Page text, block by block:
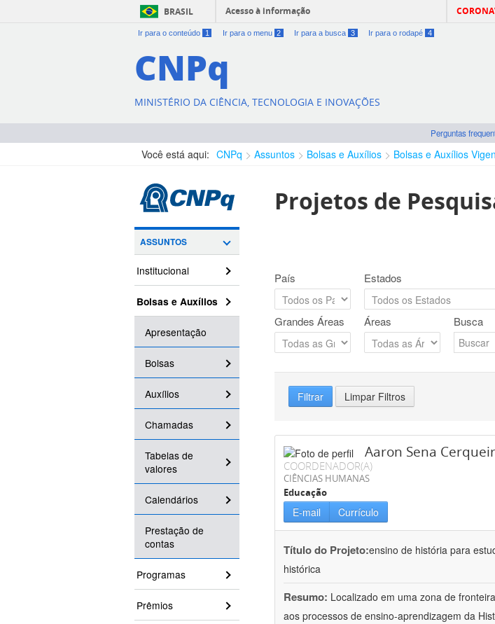
BRASIL Acesso à informação
Ir para o conteúdo 1 Ir para o menu 2 Ir para a busca 3 Ir para o rodapé 4
CNPq
MINISTÉRIO DA CIÊNCIA, TECNOLOGIA E INOVAÇÕES
Perguntas
Você está aqui: CNPq Assuntos Bolsas e Auxílios Bolsas e Auxílios
ASSUNTOS
Institucional
Bolsas e Auxílios
Apresentação
Bolsas
Auxílios
Chamadas
Tabelas de
valores
Calendários
Prestação de
contas
Programas
Prêmios
Projetos de
País Estados
Grandes Áreas Áreas Busca
Filtrar Limpar Filtros
Aaron Sena
COORDENADOR(A)
CIÊNCIAS HUMANAS
Educação
E-mail Currículo
Título do Projeto:ensino de história para
histórica
Resumo: Localizado em uma zona de
aos processos de ensino-aprendizagem da